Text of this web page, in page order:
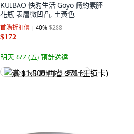
KUIBAO 快豹生活 Goyo 簡約素胚
花瓶 表層微凹凸, 土黃色
首購折扣價 40%$288
$172
明天 8/7 (五) 預計送達
满 $1,500 再省 $75 (王道卡)